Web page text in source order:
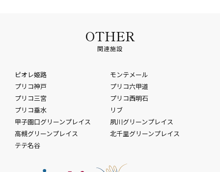
OTHER
関連施設
ピオレ姫路
モンテメール
プリコ神戸
プリコ六甲道
プリコ三宮
プリコ西明石
プリコ垂水
リブ
甲子園口グリーンプレイス
夙川グリーンプレイス
高槻グリーンプレイス
北千里グリーンプレイス
テテ名谷